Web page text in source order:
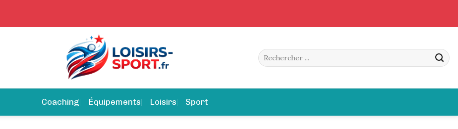
Coaching Équipements Loisirs Sport